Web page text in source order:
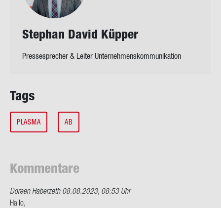
Ste­phan David Küp­per
Pressesprecher & Leiter Unternehmenskommunikation
Tags
PLASMA AB
Kom­men­ta­re
Doreen Haberzeth08.08.2023, 08:53 Uhr
Hallo,